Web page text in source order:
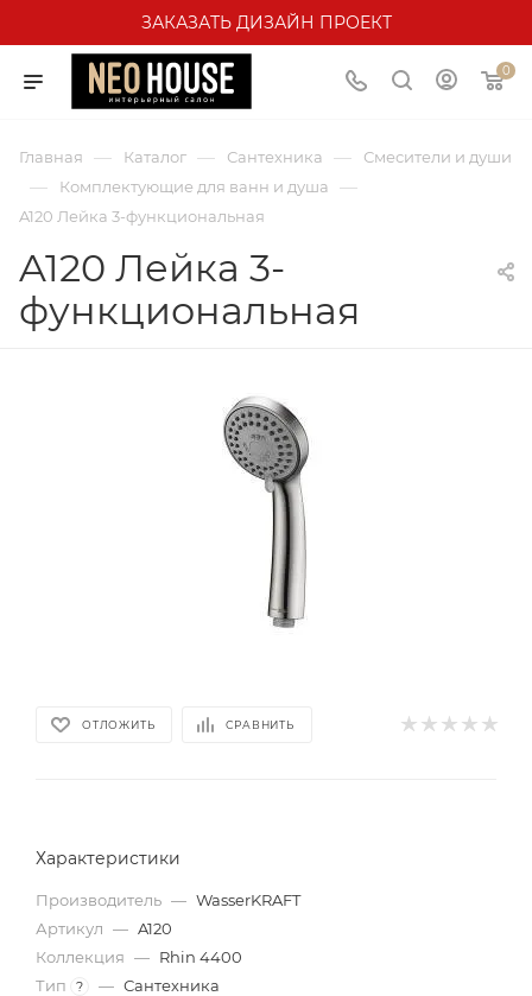
ЗАКАЗАТЬ ДИЗАЙН ПРОЕКТ
0
Главная — Каталог — Сантехника — Смесители и души
— Комплектующие для ванн и душа —
A120 Лейка 3-функциональная
A120 Лейка 3-
функциональная
ОТЛОЖИТЬ СРАВНИТЬ
Характеристики
Производитель — WasserKRAFT
Артикул — A120
Коллекция — Rhin 4400
Тип
? — Сантехника